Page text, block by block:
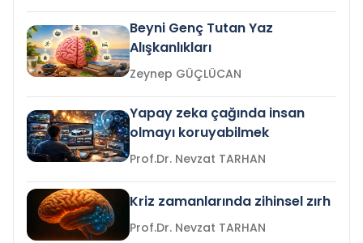
Beyni Genç Tutan Yaz
Alışkanlıkları
Zeynep GÜÇLÜCAN
Yapay zeka çağında insan
olmayı koruyabilmek
Prof.Dr. Nevzat TARHAN
Kriz zamanlarında zihinsel zırh
Prof.Dr. Nevzat TARHAN